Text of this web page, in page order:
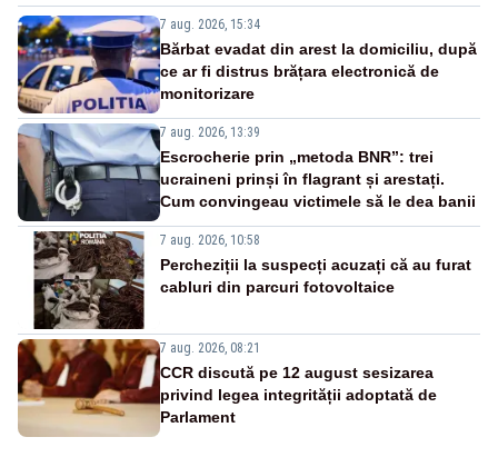
7 aug. 2026, 15:34
Bărbat evadat din arest la domiciliu, după
ce ar fi distrus brățara electronică de
monitorizare
7 aug. 2026, 13:39
Escrocherie prin „metoda BNR”: trei
ucraineni prinși în flagrant și arestați.
Cum convingeau victimele să le dea banii
7 aug. 2026, 10:58
Percheziții la suspecți acuzați că au furat
cabluri din parcuri fotovoltaice
7 aug. 2026, 08:21
CCR discută pe 12 august sesizarea
privind legea integrității adoptată de
Parlament